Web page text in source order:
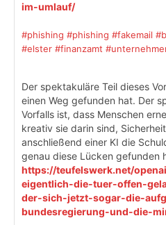
im-umlauf/
#phishing #phishing #fakemail
#elster #finanzamt
Der spektakuläre Teil dieses
einen Weg gefunden hat. Der
Vorfalls ist, dass Menschen
kreativ sie darin sind,
anschließend einer KI die
genau diese Lücken gefunden
https://teufelswerk.net/
eigentlich-die-tuer-offen-
der-sich-jetzt-sogar-die-
bundesregierung-und-die-